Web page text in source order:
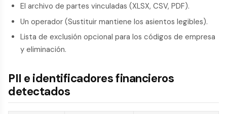
El archivo de partes vinculadas (XLSX, CSV, PDF).
Un operador (Sustituir mantiene los asientos legibles).
Lista de exclusión opcional para los códigos de empresa
y eliminación.
PII e identificadores financieros
detectados